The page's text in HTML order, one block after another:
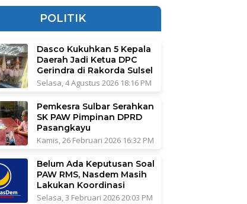
POLITIK
Dasco Kukuhkan 5 Kepala
Daerah Jadi Ketua DPC
Gerindra di Rakorda Sulsel
Selasa, 4 Agustus 2026 18:16 PM
Pemkesra Sulbar Serahkan
SK PAW Pimpinan DPRD
Pasangkayu
Kamis, 26 Februari 2026 16:32 PM
Belum Ada Keputusan Soal
PAW RMS, Nasdem Masih
Lakukan Koordinasi
Selasa, 3 Februari 2026 20:03 PM